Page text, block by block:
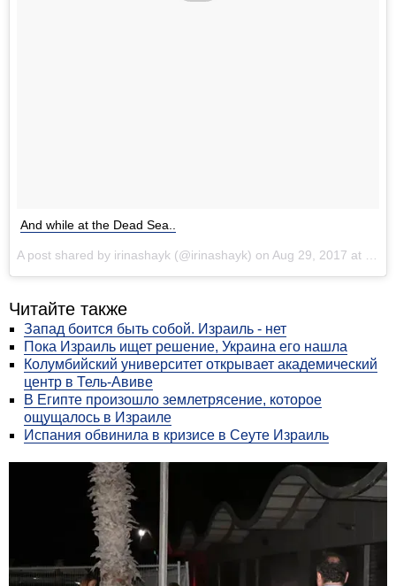
And while at the Dead Sea..
A post shared by irinashayk (@irinashayk) on Aug 29, 2017 at 12:24pm PDT
Читайте также
Запад боится быть собой. Израиль - нет
Пока Израиль ищет решение, Украина его нашла
Колумбийский университет открывает академический
центр в Тель-Авиве
В Египте произошло землетрясение, которое
ощущалось в Израиле
Испания обвинила в кризисе в Сеуте Израиль